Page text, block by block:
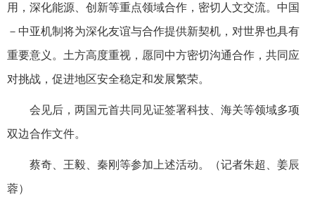
用，深化能源、创新等重点领域合作，密切人文交流。中国
－中亚机制将为深化友谊与合作提供新契机，对世界也具有
重要意义。土方高度重视，愿同中方密切沟通合作，共同应
对挑战，促进地区安全稳定和发展繁荣。
会见后，两国元首共同见证签署科技、海关等领域多项
双边合作文件。
蔡奇、王毅、秦刚等参加上述活动。（记者朱超、姜辰
蓉）